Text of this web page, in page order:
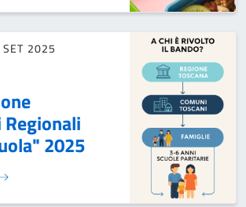
2025
2025
CONTRIBUTI REGIONALI